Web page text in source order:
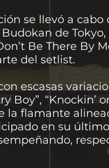
se llevó a cabo
de
Be There By
del setlist.
escasas
“Knockin’
la flamante
en su